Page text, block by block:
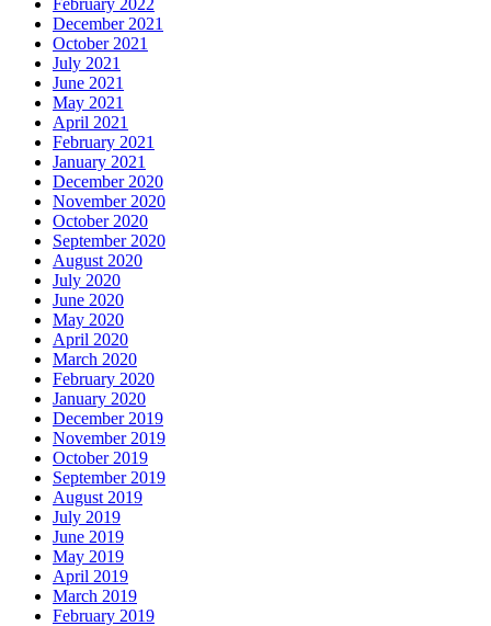
December 2021
October 2021
July 2021
June 2021
May 2021
April 2021
February 2021
January 2021
December 2020
November 2020
October 2020
September 2020
August 2020
July 2020
June 2020
May 2020
April 2020
March 2020
February 2020
January 2020
December 2019
November 2019
October 2019
September 2019
August 2019
July 2019
June 2019
May 2019
April 2019
March 2019
February 2019